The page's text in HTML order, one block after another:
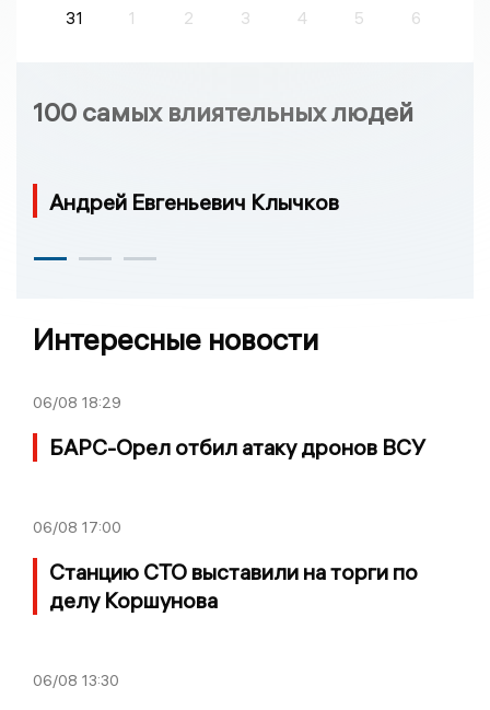
31 1 2 3 4 5 6
100 самых влиятельных людей
Андрей Евгеньевич Клычков
Интересные новости
06/08 18:29
БАРС-Орел отбил атаку дронов ВСУ
06/08 17:00
Станцию СТО выставили на торги по
делу Коршунова
06/08 13:30